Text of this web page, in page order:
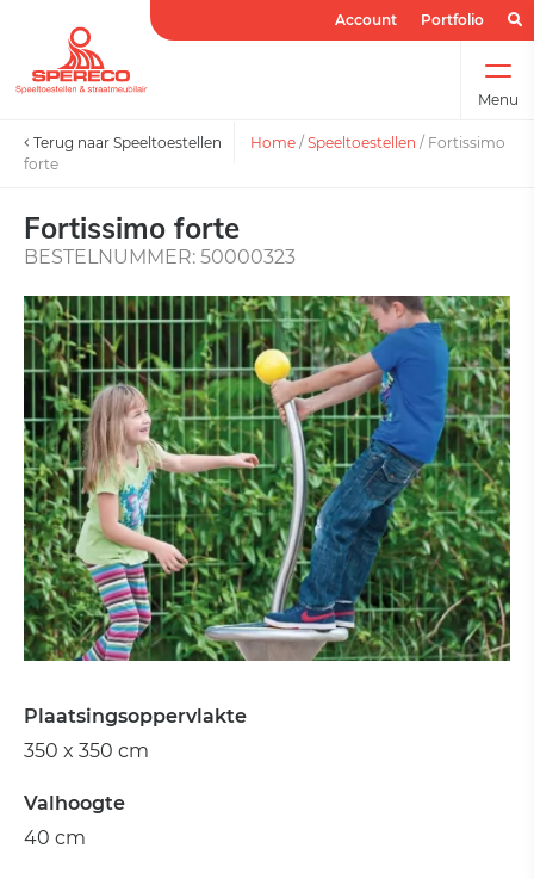
Account Portfolio
Menu
Terug naar Speeltoestellen Home / Speeltoestellen / Fortissimo
forte
Fortissimo forte
BESTELNUMMER: 50000323
Plaatsingsoppervlakte
350 x 350 cm
Valhoogte
40 cm